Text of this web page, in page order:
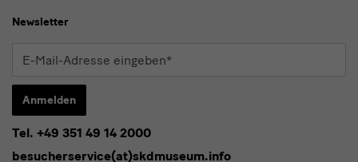
Newsletter
Newsletter
E-
Adresse
Anmelden
* Pflichtfeld
Tel. +49 351 49 14 2000
besucherservice(at)skdmuseum.info